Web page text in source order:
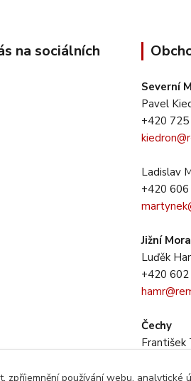
na sociálních
Severní
Pavel
+420
Ladislav
+420
Jižní
Luďěk
+420
Čechy
František
zpříjemnění používání webu, analytické